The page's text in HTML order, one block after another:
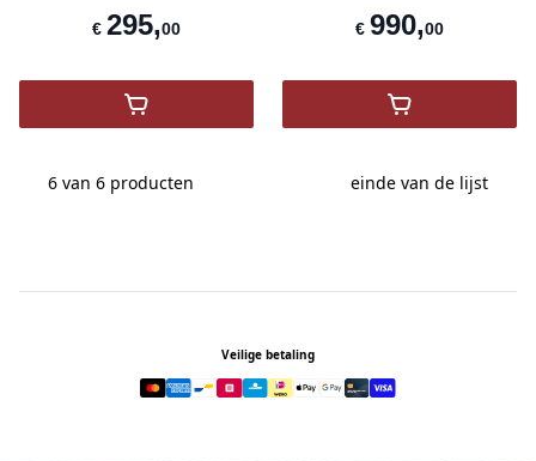
€ 295,00
,LOUIS ROEDERER CRISTAL BRUT 2015
€ 990,00
,MAGNUM
6 van 6 producten einde van de lijst
Veilige betaling